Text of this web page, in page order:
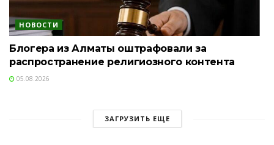
НОВОСТИ
Блогера из Алматы оштрафовали за
распространение религиозного контента
05.08.2026
ЗАГРУЗИТЬ ЕЩЕ